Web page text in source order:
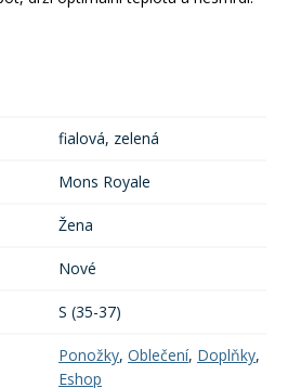
fialová, zelená
Mons Royale
Žena
Nové
S (35-37)
Ponožky, Oblečení, Doplňky,
Eshop